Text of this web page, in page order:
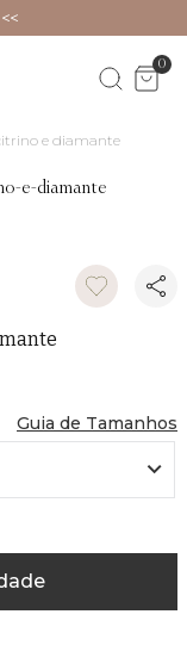
<<
0
e diamante
Guia de Tamanhos